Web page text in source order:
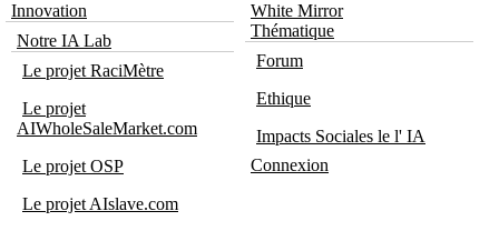
Innovation
Notre IA Lab
Le projet RaciMètre
Le projet
AIWholeSaleMarket.com
Le projet OSP
Le projet AIslave.com
White Mirror
Thématique
Forum
Ethique
Impacts Sociales le l' IA
Connexion